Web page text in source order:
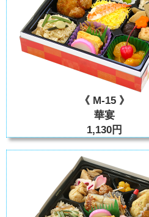
《 M-15 》
華宴
1,130円